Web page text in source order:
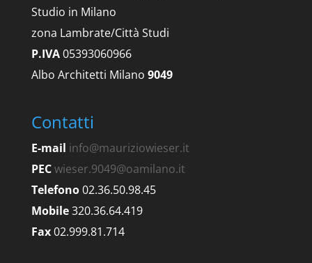
Studio in Milano
zona Lambrate/Città Studi
P.IVA05393060966
Albo Architetti Milano 9049
Contatti
E-mail info@mauriziowieser.it
PECwieser.9049@oamilano.it
Telefono02.36.50.98.45
Mobile320.36.64.419
Fax02.999.81.714